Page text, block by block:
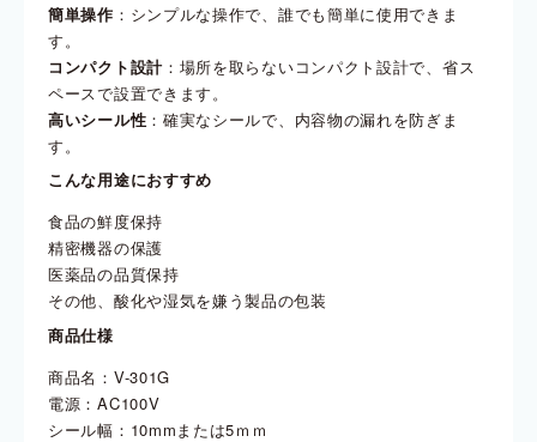
簡単操作 ：シンプルな操作で、誰でも簡単に使用できま
す。
コンパクト設計：場所を取らないコンパクト設計で、省ス
ペースで設置できます。
高いシール性 ：確実なシールで、内容物の漏れを防ぎま
す。
こんな用途におすすめ
食品の鮮度保持
精密機器の保護
医薬品の品質保持
その他、酸化や湿気を嫌う製品の包装
商品仕様
商品名：V-301G
電源：AC100V
シール幅：10mmまたは5ｍｍ